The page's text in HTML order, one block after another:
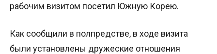
рабочим визитом посетил Южную Корею.
Как сообщили в полпредстве, в ходе визита
были установлены дружеские отношения